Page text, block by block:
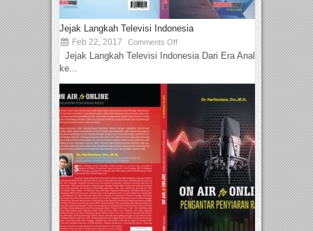
Jejak Langkah Televisi Indonesia
Feb 22, 2017 Comments Off
Jejak Langkah Televisi Indonesia Dari Era Analog
ke...